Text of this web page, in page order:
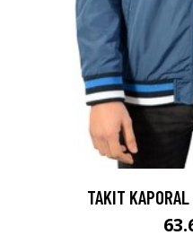
TAKIT